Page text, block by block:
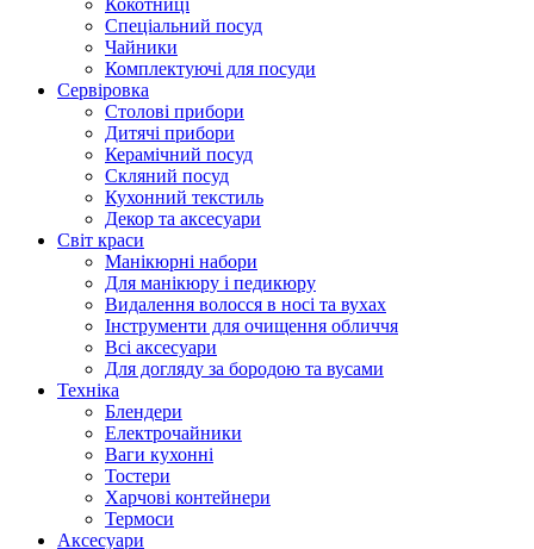
Кокотниці
Cпеціальний посуд
Чайники
Комплектуючі для посуди
Сервіровка
Столові прибори
Дитячі прибори
Керамічний посуд
Скляний посуд
Кухонний текстиль
Декор та аксесуари
Світ краси
Манікюрні набори
Для манікюру і педикюру
Видалення волосся в носі та вухах
Інструменти для очищення обличчя
Всі аксесуари
Для догляду за бородою та вусами
Техніка
Блендери
Електрочайники
Ваги кухонні
Тостери
Харчові контейнери
Термоси
Аксесуари